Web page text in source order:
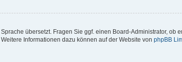
übersetzt. Fragen Sie ggf. einen Board-Administrator, ob
Informationen dazu können auf der Website von phpBB